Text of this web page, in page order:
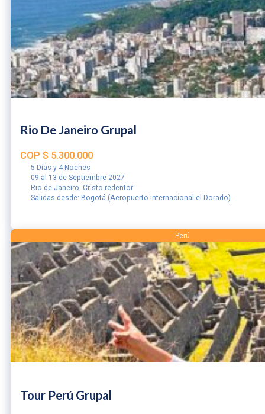
Rio De Janeiro Grupal
COP $ 5.300.000
5 Días y 4 Noches
09 al 13 de Septiembre 2027
Rio de Janeiro, Cristo redentor
Salidas desde: Bogotá (Aeropuerto internacional el Dorado)
Tour Perú Grupal
Perú